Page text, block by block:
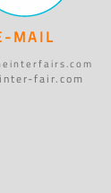
MAIL
fair.com